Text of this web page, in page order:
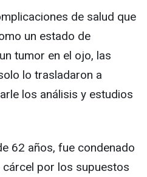
de salud que
un estado de
tumor en el ojo, las
lo trasladaron a
los análisis y estudios
62 años, fue condenado
por los supuestos